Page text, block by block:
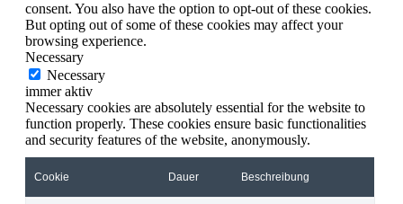
consent. You also have the option to opt-out of these cookies.
But opting out of some of these cookies may affect your
browsing experience.
Necessary
Necessary
immer aktiv
Necessary cookies are absolutely essential for the website to
function properly. These cookies ensure basic functionalities
and security features of the website, anonymously.
Cookie Dauer Beschreibung